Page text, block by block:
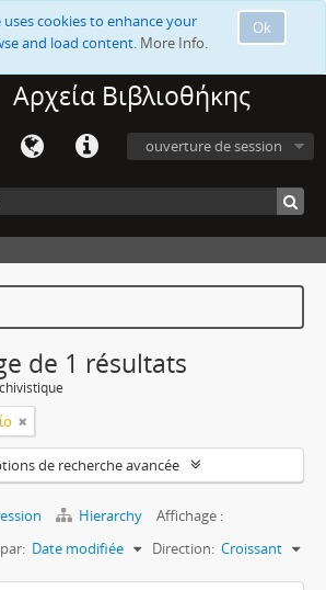
Ok
uses cookies to enhance your
and load content. More Info.
Αρχεία Βιβλιοθήκης
ouverture de session
de 1 résultats
de recherche avancée
Hierarchy
Affichage :
Date modifiée Direction: Croissant